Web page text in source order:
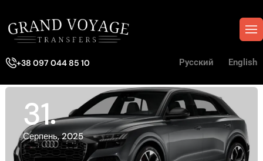
+38 097 044 85 10 Русский English
31
Серпень, 2025